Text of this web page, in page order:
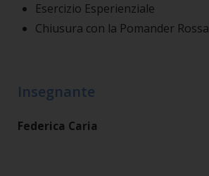
Esercizio Esperienziale
Chiusura con la Pomander Rossa
Insegnante
Federica Caria